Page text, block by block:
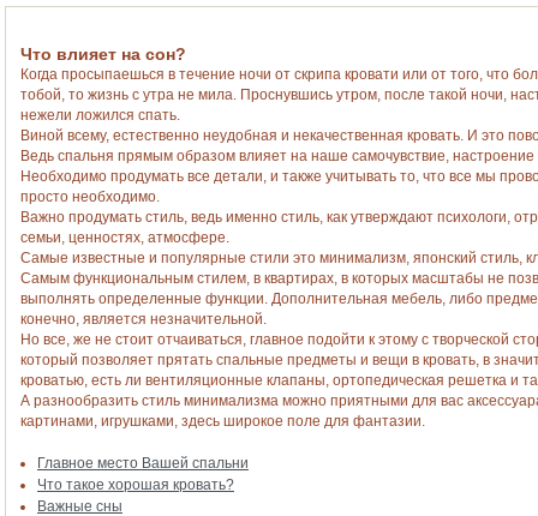
Что влияет на сон?
Когда просыпаешься в течение ночи от скрипа кровати или от того, что
тобой, то жизнь с утра не мила. Проснувшись утром, после такой ночи,
нежели ложился спать.
Виной всему, естественно неудобная и некачественная кровать. И это
Ведь спальня прямым образом влияет на наше самочувствие, настроение
Необходимо продумать все детали, и также учитывать то, что все мы
просто необходимо.
Важно продумать стиль, ведь именно стиль, как утверждают психологи,
семьи, ценностях, атмосфере.
Самые известные и популярные стили это минимализм, японский стиль,
Самым функциональным стилем, в квартирах, в которых масштабы не
выполнять определенные функции. Дополнительная мебель, либо
конечно, является незначительной.
Но все, же не стоит отчаиваться, главное подойти к этому с
который позволяет прятать спальные предметы и вещи в кровать, в
кроватью, есть ли вентиляционные клапаны, ортопедическая решетка и
А разнообразить стиль минимализма можно приятными для вас
картинами, игрушками, здесь широкое поле для фантазии.
Главное место Вашей спальни
Что такое хорошая кровать?
Важные сны